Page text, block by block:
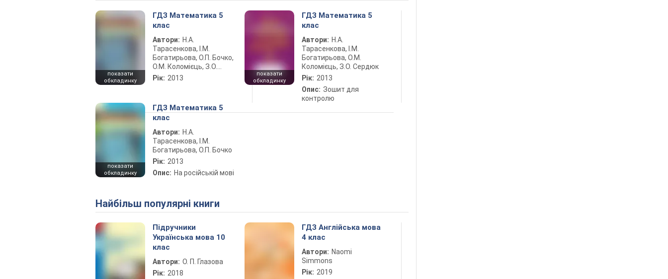
показати
обкладинку
ГДЗ Математика 5
клас
Автори: Н.А.
Тарасенкова, І.М.
Богатирьова, О.П. Бочко,
О.М. Коломієць, З.О.
Сердюк
Рік: 2013
показати
обкладинку
ГДЗ Математика 5
клас
Автори: Н.А.
Тарасенкова, І.М.
Богатирьова, О.М.
Коломієць, З.О. Сердюк
Рік: 2013
Опис: Зошит для
контролю
показати
обкладинку
ГДЗ Математика 5
клас
Автори: Н.А.
Тарасенкова, І.М.
Богатирьова, О.П. Бочко
Рік: 2013
Опис: На російській мові
Найбільш популярні книги
Підручники
Українська мова 10
клас
Автори: О. П. Глазова
Рік: 2018
ГДЗ Англійська мова
4 клас
Автори: Naomi
Simmons
Рік: 2019